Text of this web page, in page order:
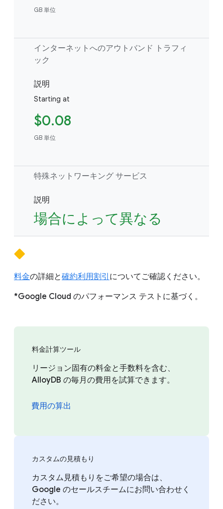
GB 単位
インターネットへのアウトバンド トラフィ
ック
説明
Starting at
$0.08
GB 単位
特殊ネットワーキング サービス
説明
場合によって異なる
料金の詳細と確約利用割引 についてご確認ください。
*Google Cloud のパフォーマンス テストに基づく。
料金計算ツール
リージョン固有の料金と手数料を含む、
AlloyDB の毎月の費用を試算できます。
費用の算出
カスタムの見積もり
カスタム見積もりをご希望の場合は、
Google のセールスチームにお問い合わせく
ださい。